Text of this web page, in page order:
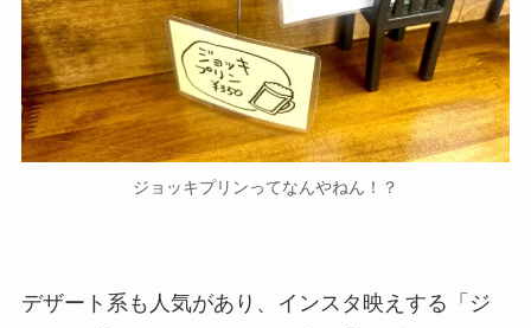
ジョッキプリンってなんやねん！？
デザート系も人気があり、インスタ映えする「ジ